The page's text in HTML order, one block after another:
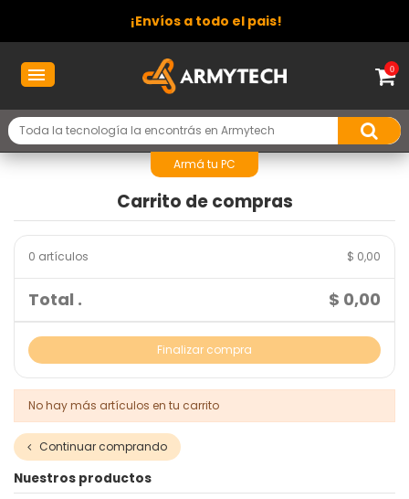
¡Envíos a todo el pais!
0
Armá tu PC
Carrito de compras
No hay más artículos en tu carrito
Continuar comprando
0 artículos $ 0,00
Total . $ 0,00
Finalizar compra
Nuestros productos